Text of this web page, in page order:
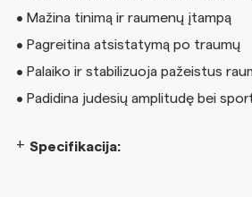
• Mažina tinimą ir raumenų įtampą
• Pagreitina atsistatymą po traumų
• Palaiko ir stabilizuoja pažeistus
• Padidina judesių amplitudę bei
Specifikacija: